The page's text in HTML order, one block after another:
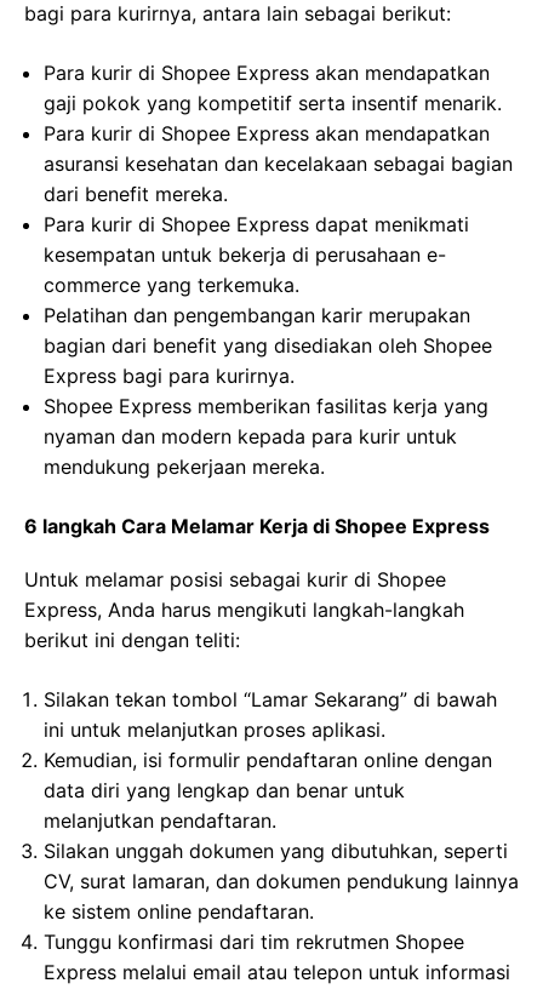
bagi para kurirnya, antara lain sebagai berikut:
Para kurir di Shopee Express akan mendapatkan
gaji pokok yang kompetitif serta insentif menarik.
Para kurir di Shopee Express akan mendapatkan
asuransi kesehatan dan kecelakaan sebagai bagian
dari benefit mereka.
Para kurir di Shopee Express dapat menikmati
kesempatan untuk bekerja di perusahaan e-
commerce yang terkemuka.
Pelatihan dan pengembangan karir merupakan
bagian dari benefit yang disediakan oleh Shopee
Express bagi para kurirnya.
Shopee Express memberikan fasilitas kerja yang
nyaman dan modern kepada para kurir untuk
mendukung pekerjaan mereka.
6 langkah Cara Melamar Kerja di Shopee Express
Untuk melamar posisi sebagai kurir di Shopee
Express, Anda harus mengikuti langkah-langkah
berikut ini dengan teliti:
Silakan tekan tombol “Lamar Sekarang” di bawah
ini untuk melanjutkan proses aplikasi.
Kemudian, isi formulir pendaftaran online dengan
data diri yang lengkap dan benar untuk
melanjutkan pendaftaran.
Silakan unggah dokumen yang dibutuhkan, seperti
CV, surat lamaran, dan dokumen pendukung lainnya
ke sistem online pendaftaran.
Tunggu konfirmasi dari tim rekrutmen Shopee
Express melalui email atau telepon untuk informasi